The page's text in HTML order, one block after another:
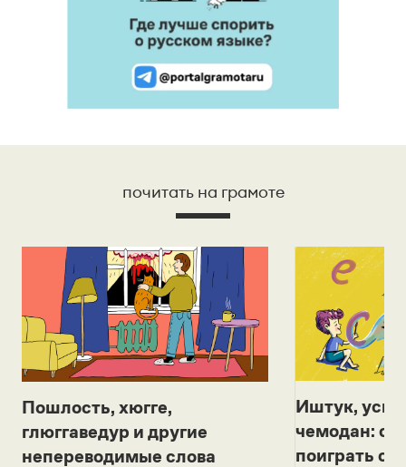
почитать на грамоте
Пошлость, хюгге,
глюггаведур и другие
непереводимые слова
Иштук,
чемодан:
поиграть с